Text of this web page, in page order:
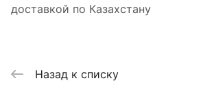
доставкой по Казахстану
Назад к списку